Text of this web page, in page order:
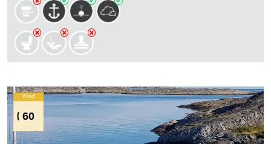
Wind
60